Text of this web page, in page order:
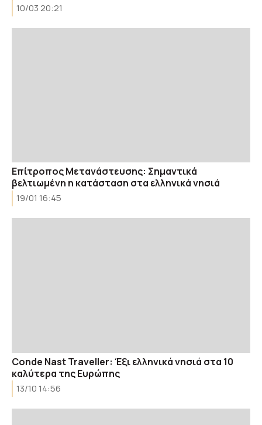
10/03 20:21
Επίτροπος Μετανάστευσης: Σημαντικά
βελτιωμένη η κατάσταση στα ελληνικά νησιά
19/01 16:45
Conde Nast Traveller: Έξι ελληνικά νησιά στα 10
καλύτερα της Ευρώπης
13/10 14:56